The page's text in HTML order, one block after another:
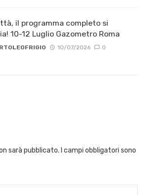
il programma completo si
10-12 Luglio Gazometro Roma
10/07/2026 0
sarà pubblicato. I campi obbligatori sono